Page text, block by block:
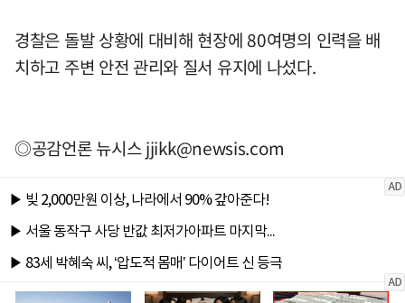
경찰은 돌발 상황에 대비해 현장에 80여명의 인력을 배
치하고 주변 안전 관리와 질서 유지에 나섰다.
◎공감언론 뉴시스jjikk@newsis.com